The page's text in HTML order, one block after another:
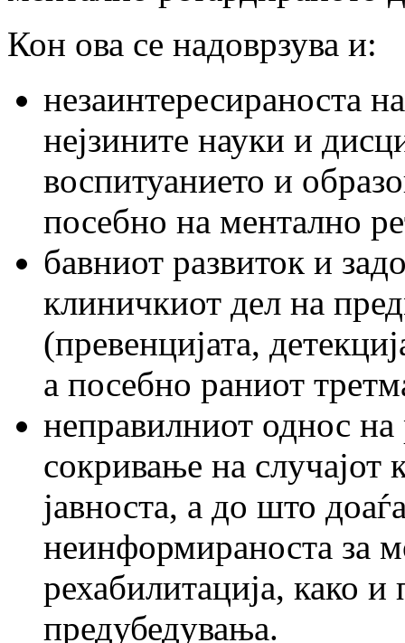
Кон ова се надоврзува и:
незаинтересираноста
нејзините науки и
воспитуанието и
посебно на ментално
бавниот развиток и
клиничкиот дел на
(превенцијата,
а посебно раниот
неправилниот однос на
сокривање на
јавноста, а до што
неинформираноста за
рехабилитација, како
предубедувања.